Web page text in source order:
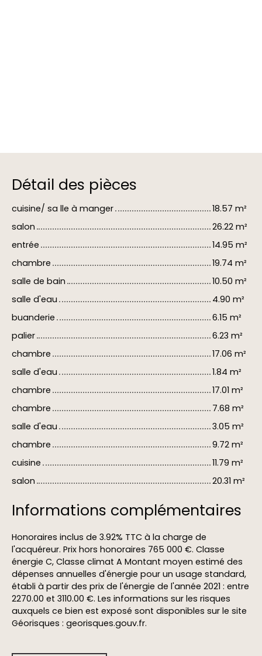
Détail des pièces
cuisine/ sa lle à manger
18.57 m²
salon
26.22 m²
entrée
14.95 m²
chambre
19.74 m²
salle de bain
10.50 m²
salle d'eau
4.90 m²
buanderie
6.15 m²
palier
6.23 m²
chambre
17.06 m²
salle d'eau
1.84 m²
chambre
17.01 m²
chambre
7.68 m²
salle d'eau
3.05 m²
chambre
9.72 m²
cuisine
11.79 m²
salon
20.31 m²
Informations complémentaires
Honoraires inclus de 3.92% TTC à la charge de
l'acquéreur. Prix hors honoraires 765 000 €. Classe
énergie C, Classe climat A Montant moyen estimé des
dépenses annuelles d'énergie pour un usage standard,
établi à partir des prix de l'énergie de l'année 2021 : entre
2270.00 et 3110.00 €. Les informations sur les risques
auxquels ce bien est exposé sont disponibles sur le site
Géorisques : georisques.gouv.fr.